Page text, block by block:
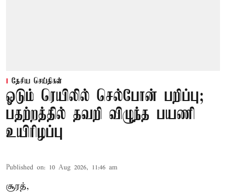
தேசிய செய்திகள்
ஓடும் ரெயிலில் செல்போன் பறிப்பு;
பதற்றத்தில் தவறி விழுந்த பயணி
உயிரிழப்பு
Published on: 10 Aug 2026, 11:46 am
சூரத்,